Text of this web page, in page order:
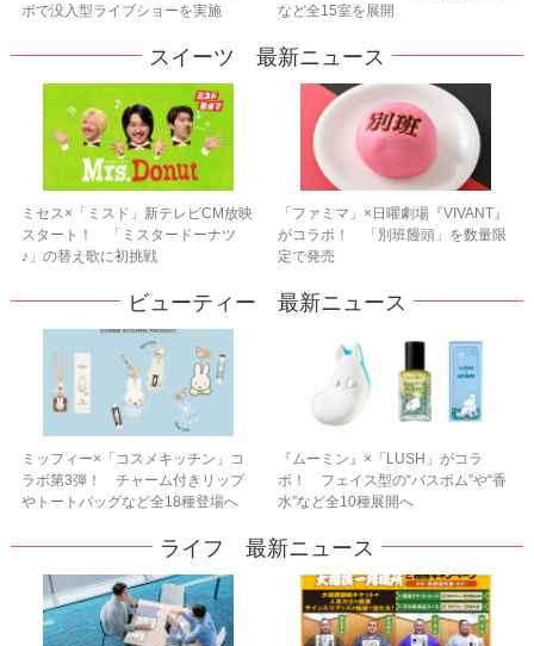
ボで没入型ライブショーを実施
など全15室を展開
スイーツ 最新ニュース
ミセス×「ミスド」新テレビCM放映
スタート！ 「ミスタードーナツ
♪」の替え歌に初挑戦
「ファミマ」×日曜劇場『VIVANT』
がコラボ！ 「別班饅頭」を数量限
定で発売
ビューティー 最新ニュース
ミッフィー×「コスメキッチン」コ
ラボ第3弾！ チャーム付きリップ
やトートバッグなど全18種登場へ
『ムーミン』×「LUSH」がコラ
ボ！ フェイス型の“バスボム”や“香
水”など全10種展開へ
ライフ 最新ニュース